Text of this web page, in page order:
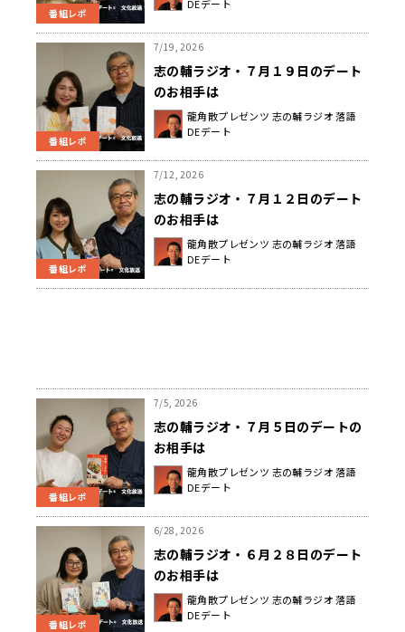
番組レポ
DEデート
番組レポ
7/19, 2026
志の輔ラジオ・７月１９日のデート
のお相手は
龍角散プレゼンツ 志の輔ラジオ 落語
DEデート
番組レポ
7/12, 2026
志の輔ラジオ・７月１２日のデート
のお相手は
龍角散プレゼンツ 志の輔ラジオ 落語
DEデート
番組レポ
7/5, 2026
志の輔ラジオ・７月５日のデートの
お相手は
龍角散プレゼンツ 志の輔ラジオ 落語
DEデート
番組レポ
6/28, 2026
志の輔ラジオ・６月２８日のデート
のお相手は
龍角散プレゼンツ 志の輔ラジオ 落語
DEデート